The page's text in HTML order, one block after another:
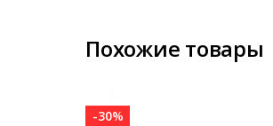
Похожие товары
-30%